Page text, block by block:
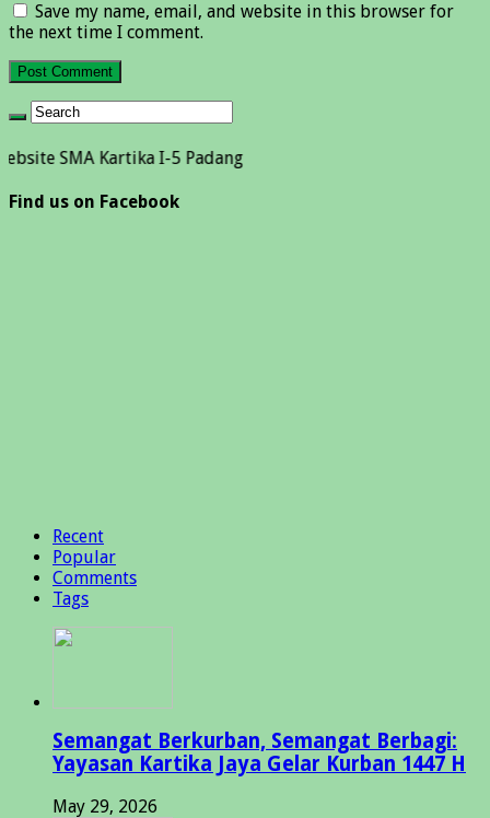
Save my name, email, and website in this browser for
the next time I comment.
Kartika I-5 Padang
Find us on Facebook
Recent
Popular
Comments
Tags
Semangat Berkurban, Semangat Berbagi:
Yayasan Kartika Jaya Gelar Kurban 1447 H
May 29, 2026